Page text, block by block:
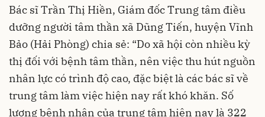
Bác sĩ Trần Thị Hiền, Giám đốc Trung tâm điều
dưỡng người tâm thần xã Dũng Tiến, huyện Vĩnh
Bảo (Hải Phòng) chia sẻ: “Do xã hội còn nhiều kỳ
thị đối với bệnh tâm thần, nên việc thu hút nguồn
nhân lực có trình độ cao, đặc biệt là các bác sĩ về
trung tâm làm việc hiện nay rất khó khăn. Số
lượng bệnh nhân của trung tâm hiện nay là 322